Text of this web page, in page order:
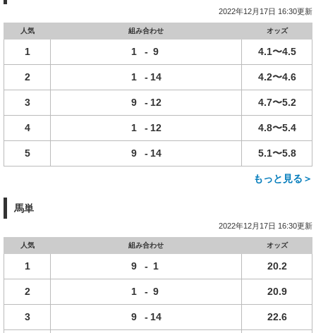
2022年12月17日 16:30更新
人気 組み合わせ オッズ
1 1 - 9 4.1〜4.5
2 1 - 14 4.2〜4.6
3 9 - 12 4.7〜5.2
4 1 - 12 4.8〜5.4
5 9 - 14 5.1〜5.8
もっと見る＞
馬単
2022年12月17日 16:30更新
人気 組み合わせ オッズ
1 9 - 1 20.2
2 1 - 9 20.9
3 9 - 14 22.6